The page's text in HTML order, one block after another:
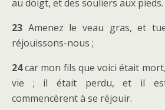
au doigt, et des souliers aux pieds.
23 Amenez le veau gras, et
réjouissons-nous ;
24car mon fils que voici était
vie ; il était perdu, et il
commencèrent à se réjouir.